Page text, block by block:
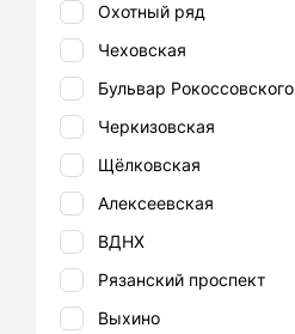
Охотный ряд
Чеховская
Бульвар Рокоссовского
Черкизовская
Щёлковская
Алексеевская
ВДНХ
Рязанский проспект
Выхино